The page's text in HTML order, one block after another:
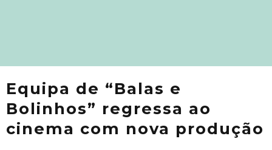
Equipa de “Balas e
Bolinhos” regressa ao
cinema com nova produção